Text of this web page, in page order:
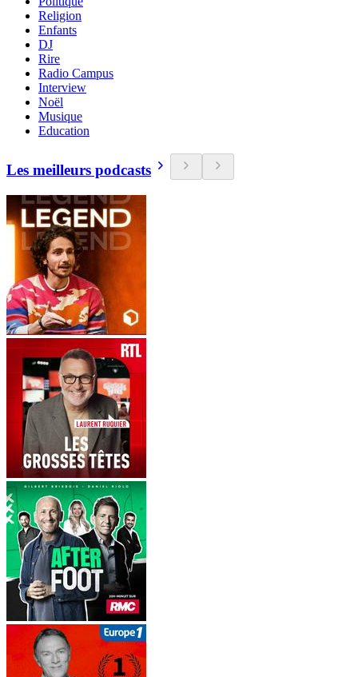
Religion
Enfants
DJ
Rire
Radio Campus
Interview
Noël
Musique
Education
Les meilleurs podcasts